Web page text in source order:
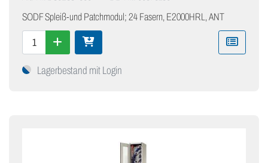
SODF Spleiß-und Patchmodul; 24 Fasern, E2000HRL, ANT
Lagerbestand mit Login